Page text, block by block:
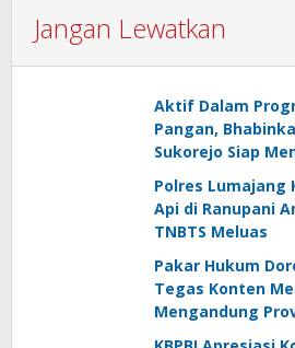
Jangan Lewatkan
Aktif Dalam
Pangan,
Sukorejo Siap
Tani
Polres Lumajang
Api di Ranupani
TNBTS Meluas
Pakar Hukum
Tegas Konten
Mengandung